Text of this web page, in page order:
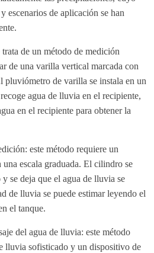
escenarios de aplicación se han
de un método de medición
de una varilla vertical marcada con
pluviómetro de varilla se instala en un
agua de lluvia en el recipiente,
en el recipiente para obtener la
este método requiere un
escala graduada. El cilindro se
se deja que el agua de lluvia se
de lluvia se puede estimar leyendo el
el tanque.
del agua de lluvia: este método
lluvia sofisticado y un dispositivo de